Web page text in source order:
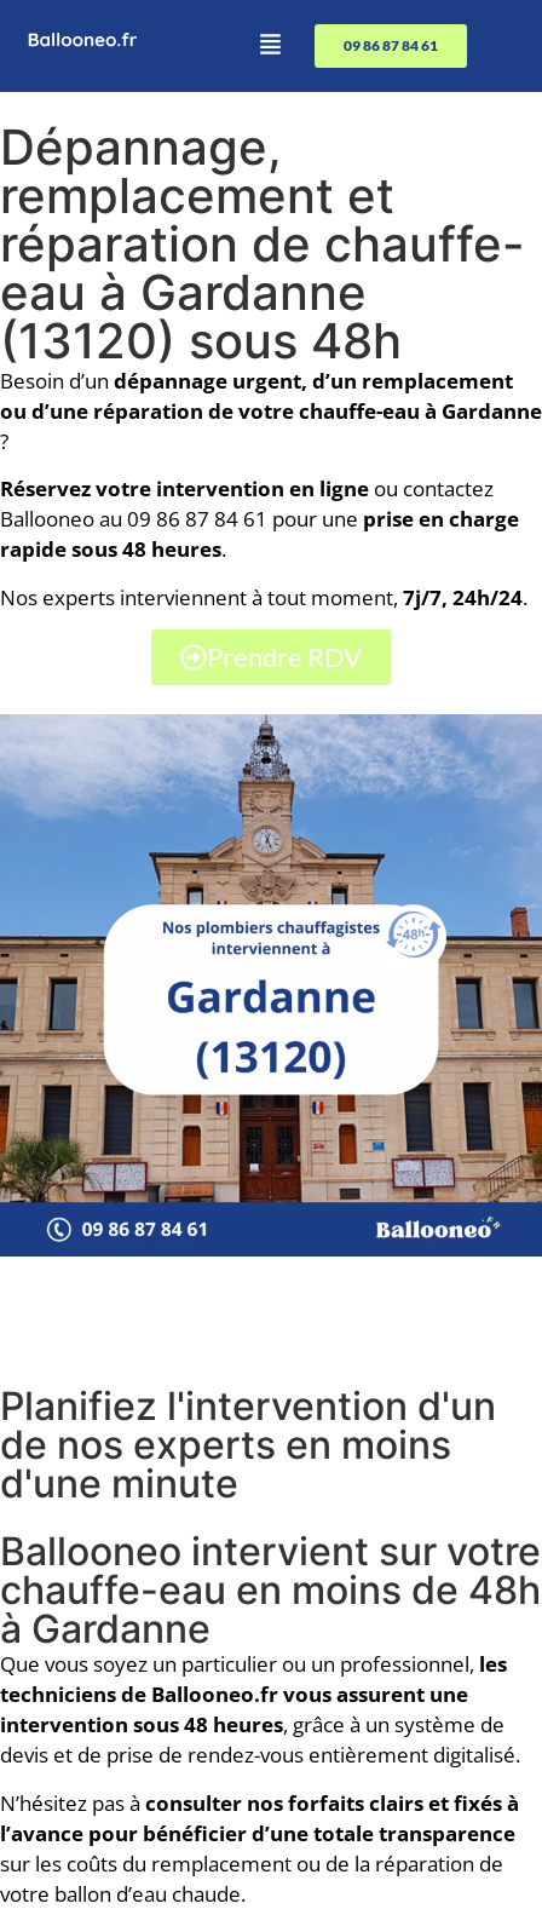
09 86 87 84 61
Dépannage,
remplacement et
réparation de chauffe-
eau à Gardanne
(13120) sous 48h
Besoin d’un dépannage urgent, d’un remplacement
ou d’une réparation de votre chauffe-eau à Gardanne
?
Réservez votre intervention en ligne ou contactez
Ballooneo au 09 86 87 84 61 pour une prise en charge
rapide sous 48 heures.
Nos experts interviennent à tout moment, 7j/7, 24h/24.
Prendre RDV
Planifiez l'intervention d'un
de nos experts en moins
d'une minute
Ballooneo intervient sur votre
chauffe-eau en moins de 48h
à Gardanne
Que vous soyez un particulier ou un professionnel, les
techniciens de Ballooneo.fr vous assurent une
intervention sous 48 heures, grâce à un système de
devis et de prise de rendez-vous entièrement digitalisé.
N’hésitez pas à consulter nos forfaits clairs et fixés à
l’avance pour bénéficier d’une totale transparence
sur les coûts du remplacement ou de la réparation de
votre ballon d’eau chaude.